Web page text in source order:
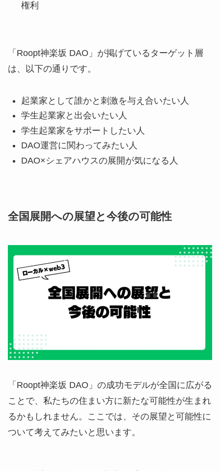
権利
「Roopt神楽坂 DAO」が掲げているターゲット層
は、以下の通りです。
起業家として誰かと刺激を与え合いたい人
学生起業家と出会いたい人
学生起業家をサポートしたい人
DAO運営に関わってみたい人
DAO×シェアハウスの展開が気になる人
全国展開への展望と今後の可能性
「Roopt神楽坂 DAO」の成功モデルが全国に広がる
ことで、私たちの住まい方に新たな可能性が生まれ
るかもしれません。ここでは、その展望と可能性に
ついて考えてみたいと思います。